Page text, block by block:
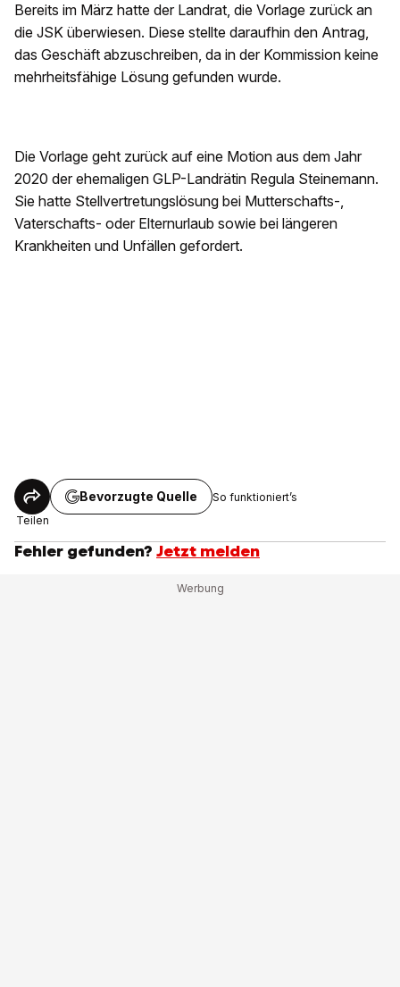
Bereits im März hatte der Landrat, die Vorlage zurück an
die JSK überwiesen. Diese stellte daraufhin den Antrag,
das Geschäft abzuschreiben, da in der Kommission keine
mehrheitsfähige Lösung gefunden wurde.
Die Vorlage geht zurück auf eine Motion aus dem Jahr
2020 der ehemaligen GLP-Landrätin Regula Steinemann.
Sie hatte Stellvertretungslösung bei Mutterschafts-,
Vaterschafts- oder Elternurlaub sowie bei längeren
Krankheiten und Unfällen gefordert.
Teilen
Bevorzugte Quelle So funktioniert’s
Fehler gefunden? Jetzt melden